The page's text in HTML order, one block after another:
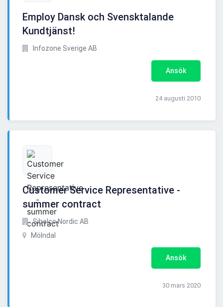
Employ Dansk och Svensktalande
Kundtjänst!
Infozone Sverige AB
Ansök
24 augusti 2010
Customer Service Representative -
summer contract
Sibelco Nordic AB
Mölndal
Ansök
30 mars 2020